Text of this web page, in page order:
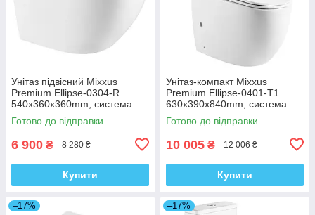
Унітаз підвісний Mixxus
Premium Ellipse-0304-R
540x360x360mm, система
змиву Rimless (MP6466)
Готово до відправки
6 900 ₴ 8 280 ₴
Купити
Унітаз-компакт Mixxus
Premium Ellipse-0401-T1
630x390x840mm, система
змиву TORNADO 1.0
(MP6467)
Готово до відправки
10 005 ₴ 12 006 ₴
Купити
–17% –17%